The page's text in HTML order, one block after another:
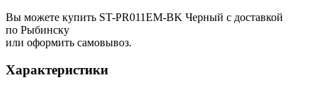
Вы можете купить ST-PR011EM-BK Черный с доставкой
по Рыбинску
или оформить самовывоз.
Характеристики